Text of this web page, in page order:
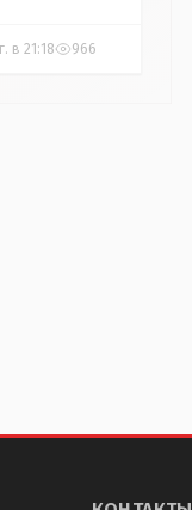
дня
в 21:18 966